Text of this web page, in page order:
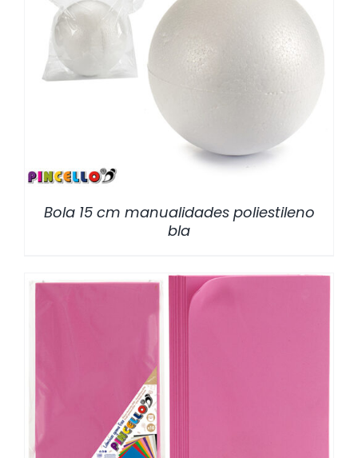
Bola 15 cm manualidades poliestileno
bla